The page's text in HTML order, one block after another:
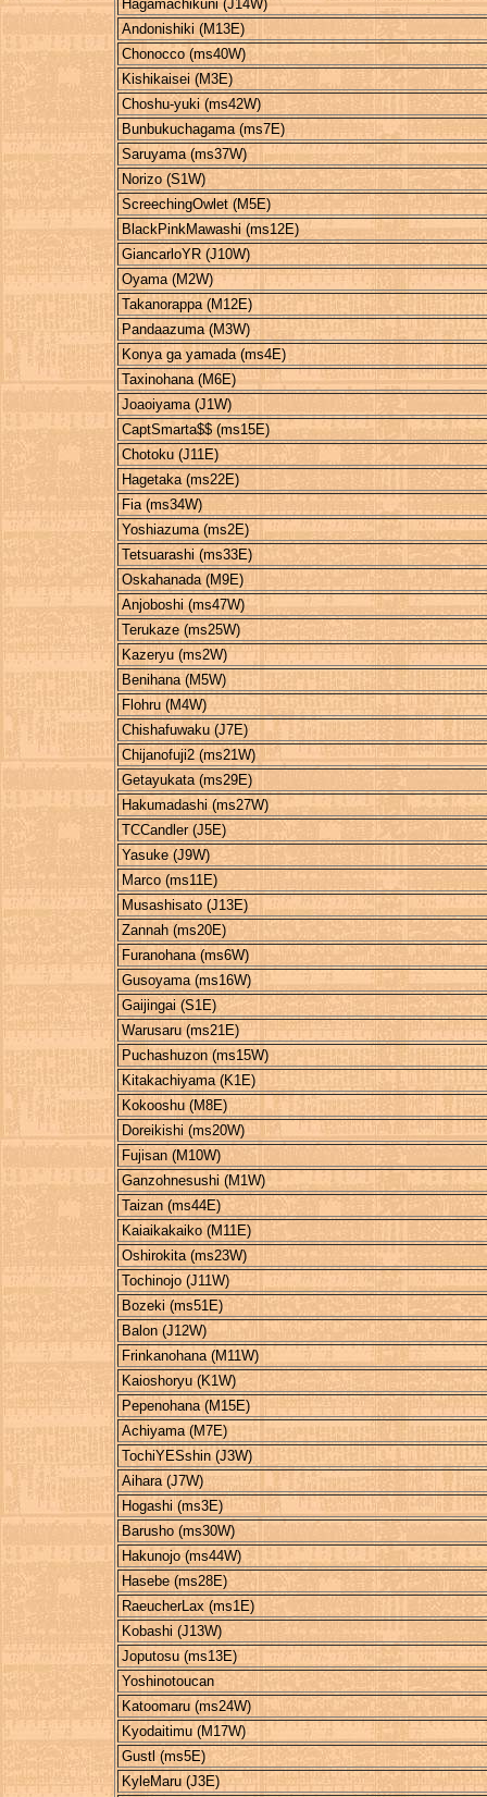
Hagamachikuni (J14W)
Andonishiki (M13E)
Chonocco (ms40W)
Kishikaisei (M3E)
Choshu-yuki (ms42W)
Bunbukuchagama (ms7E)
Saruyama (ms37W)
Norizo (S1W)
ScreechingOwlet (M5E)
BlackPinkMawashi (ms12E)
GiancarloYR (J10W)
Oyama (M2W)
Takanorappa (M12E)
Pandaazuma (M3W)
Konya ga yamada (ms4E)
Taxinohana (M6E)
Joaoiyama (J1W)
CaptSmarta$$ (ms15E)
Chotoku (J11E)
Hagetaka (ms22E)
Fia (ms34W)
Yoshiazuma (ms2E)
Tetsuarashi (ms33E)
Oskahanada (M9E)
Anjoboshi (ms47W)
Terukaze (ms25W)
Kazeryu (ms2W)
Benihana (M5W)
Flohru (M4W)
Chishafuwaku (J7E)
Chijanofuji2 (ms21W)
Getayukata (ms29E)
Hakumadashi (ms27W)
TCCandler (J5E)
Yasuke (J9W)
Marco (ms11E)
Musashisato (J13E)
Zannah (ms20E)
Furanohana (ms6W)
Gusoyama (ms16W)
Gaijingai (S1E)
Warusaru (ms21E)
Puchashuzon (ms15W)
Kitakachiyama (K1E)
Kokooshu (M8E)
Doreikishi (ms20W)
Fujisan (M10W)
Ganzohnesushi (M1W)
Taizan (ms44E)
Kaiaikakaiko (M11E)
Oshirokita (ms23W)
Tochinojo (J11W)
Bozeki (ms51E)
Balon (J12W)
Frinkanohana (M11W)
Kaioshoryu (K1W)
Pepenohana (M15E)
Achiyama (M7E)
TochiYESshin (J3W)
Aihara (J7W)
Hogashi (ms3E)
Barusho (ms30W)
Hakunojo (ms44W)
Hasebe (ms28E)
RaeucherLax (ms1E)
Kobashi (J13W)
Joputosu (ms13E)
Yoshinotoucan
Katoomaru (ms24W)
Kyodaitimu (M17W)
Gustl (ms5E)
KyleMaru (J3E)